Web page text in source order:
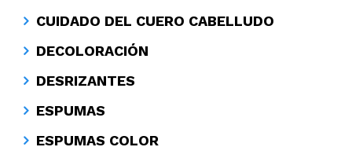
CUIDADO DEL CUERO CABELLUDO
DECOLORACIÓN
DESRIZANTES
ESPUMAS
ESPUMAS COLOR